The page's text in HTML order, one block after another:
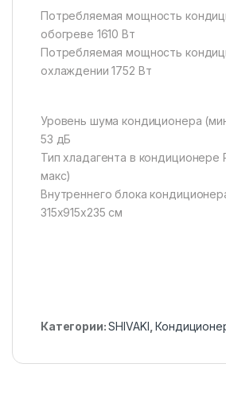
Потребляемая мощность
обогреве 1610 Вт
Потребляемая мощность
охлаждении 1752 Вт
Уровень шума кондиционера
53 дБ
Тип хладагента в кондиционере
макс)
Внутреннего блока
315х915х235 см
Категории:SHIVAKI ,